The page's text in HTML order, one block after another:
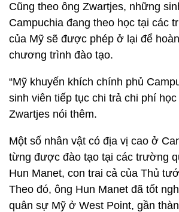
Cũng theo ông Zwartjes, những
Campuchia đang theo học tại các
của Mỹ sẽ được phép ở lại để
chương trình đào tạo.
“Mỹ khuyến khích chính phủ
sinh viên tiếp tục chi trả chi phí học
Zwartjes nói thêm.
Một số nhân vật có địa vị cao ở
từng được đào tạo tại các trường
Hun Manet, con trai cả của Thủ
Theo đó, ông Hun Manet đã tốt
quân sự Mỹ ở West Point, gần